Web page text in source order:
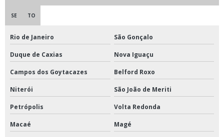
SE TO
Rio de Janeiro São Gonçalo
Duque de Caxias Nova Iguaçu
Campos dos Goytacazes Belford Roxo
Niterói São João de Meriti
Petrópolis Volta Redonda
Macaé Magé